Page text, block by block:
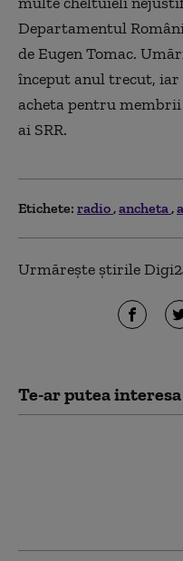
Departamentul
de Eugen Tomac.
început anul trecut,
acheta pentru
ai SRR.
Etichete: radio ancheta
Urmărește știrile
Te-ar putea